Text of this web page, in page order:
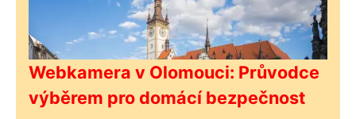
Webkamera v Olomouci: Průvodce
výběrem pro domácí bezpečnost